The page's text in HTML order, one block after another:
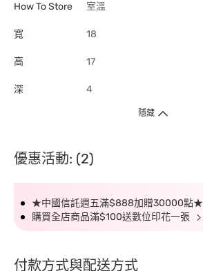
How To Store 室溫
寬 18
高 17
深 4
隱藏
優惠活動: (2)
★中國信託週五滿$888加贈30000點★
購買全店商品滿$100送數位印花一張
付款方式與配送方式